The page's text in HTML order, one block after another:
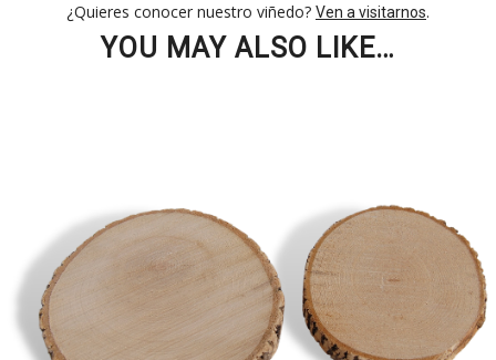
¿Quieres conocer nuestro viñedo? Ven a visitarnos.
YOU MAY ALSO LIKE…